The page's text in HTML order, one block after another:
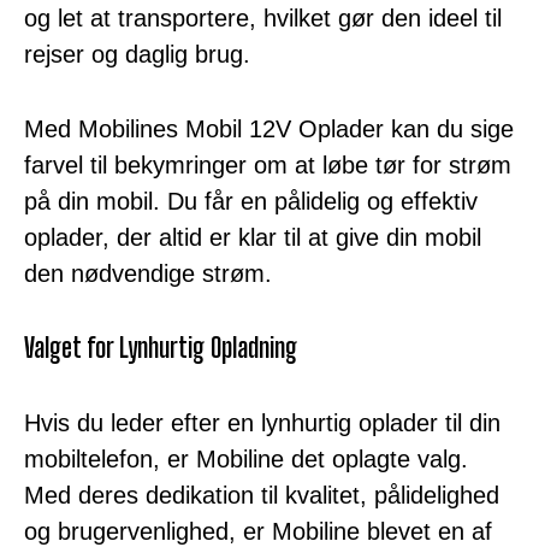
og let at transportere, hvilket gør den ideel til
rejser og daglig brug.
Med Mobilines Mobil 12V Oplader kan du sige
farvel til bekymringer om at løbe tør for strøm
på din mobil. Du får en pålidelig og effektiv
oplader, der altid er klar til at give din mobil
den nødvendige strøm.
Valget for Lynhurtig Opladning
Hvis du leder efter en lynhurtig oplader til din
mobiltelefon, er Mobiline det oplagte valg.
Med deres dedikation til kvalitet, pålidelighed
og brugervenlighed, er Mobiline blevet en af